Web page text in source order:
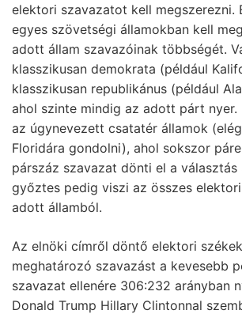
elektori szavazatot kell megszerezni.
egyes szövetségi államokban kell
adott állam szavazóinak többségét.
klasszikusan demokrata (például
klasszikusan republikánus (például
ahol szinte mindig az adott párt nyer.
az úgynevezett csatatér államok
Floridára gondolni), ahol sokszor
párszáz szavazat dönti el a választás
győztes pedig viszi az összes
adott államból.
Az elnöki címről döntő elektori
meghatározó szavazást a kevesebb
szavazat ellenére 306:232 arányban
Donald Trump Hillary Clintonnal